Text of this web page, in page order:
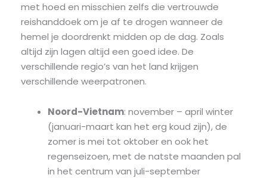
met hoed en misschien zelfs die vertrouwde
reishanddoek om je af te drogen wanneer de
hemel je doordrenkt midden op de dag. Zoals
altijd zijn lagen altijd een goed idee. De
verschillende regio’s van het land krijgen
verschillende weerpatronen.
Noord-Vietnam: november – april winter
(januari-maart kan het erg koud zijn), de
zomer is mei tot oktober en ook het
regenseizoen, met de natste maanden pal
in het centrum van juli-september